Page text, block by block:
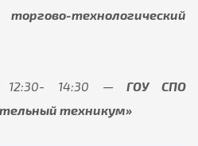
технологический
12:30- 14:30 —ГОУ СПО
техникум»